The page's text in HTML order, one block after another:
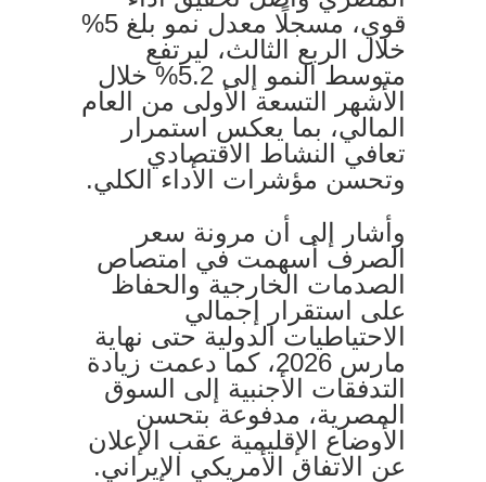
قوي، مسجلًا معدل نمو بلغ 5%
خلال الربع الثالث، ليرتفع
متوسط النمو إلى 5.2% خلال
الأشهر التسعة الأولى من العام
المالي، بما يعكس استمرار
تعافي النشاط الاقتصادي
وتحسن مؤشرات الأداء الكلي.
وأشار إلى أن مرونة سعر
الصرف أسهمت في امتصاص
الصدمات الخارجية والحفاظ
على استقرار إجمالي
الاحتياطيات الدولية حتى نهاية
مارس 2026، كما دعمت زيادة
التدفقات الأجنبية إلى السوق
المصرية، مدفوعة بتحسن
الأوضاع الإقليمية عقب الإعلان
عن الاتفاق الأمريكي الإيراني.